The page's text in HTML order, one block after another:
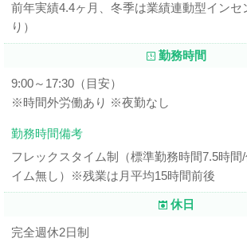
前年実績4.4ヶ月、冬季は業績連動型インセ
り）
勤務時間
9:00～17:30（目安）
※時間外労働あり ※夜勤なし
勤務時間備考
フレックスタイム制（標準勤務時間7.5時間
イム無し）※残業は月平均15時間前後
休日
完全週休2日制